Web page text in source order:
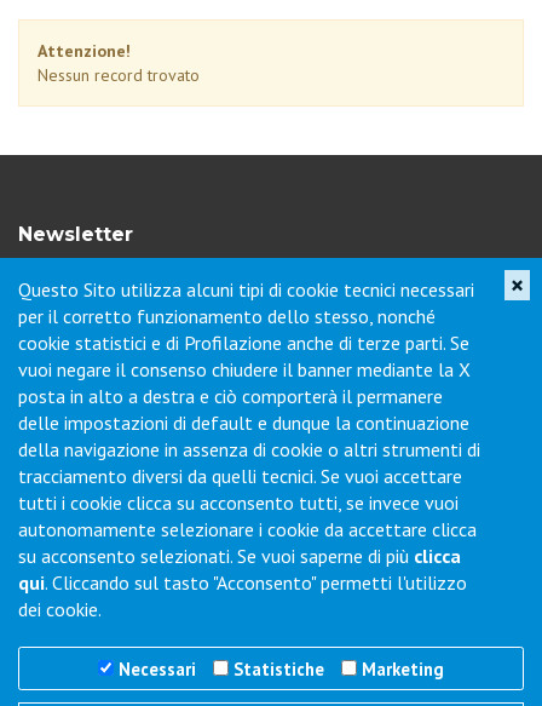
Attenzione!
Nessun record trovato
Newsletter
Iscriviti per ricevere novità di prodotto, servizi, porte aperte e
offerte dei nostri punti vendita.
Contatti
Via Collodi, 1 - Loc. Chiano - 50028 Barberino Tavarnelle (FI) -
Italy
Tel.+39 0577-6501Fax+39 0577-650216
Commenti / Richieste
Questo Sito utilizza alcuni tipi di cookie tecnici necessari
per il corretto funzionamento dello stesso, nonché
cookie statistici e di Profilazione anche di terze parti. Se
vuoi negare il consenso chiudere il banner mediante la X
posta in alto a destra e ciò comporterà il permanere
delle impostazioni di default e dunque la continuazione
della navigazione in assenza di cookie o altri strumenti di
tracciamento diversi da quelli tecnici. Se vuoi accettare
tutti i cookie clicca su acconsento tutti, se invece vuoi
autonomamente selezionare i cookie da accettare clicca
su acconsento selezionati. Se vuoi saperne di più clicca
qui. Cliccando sul tasto "Acconsento" permetti l'utilizzo
dei cookie.
Necessari Statistiche Marketing
×